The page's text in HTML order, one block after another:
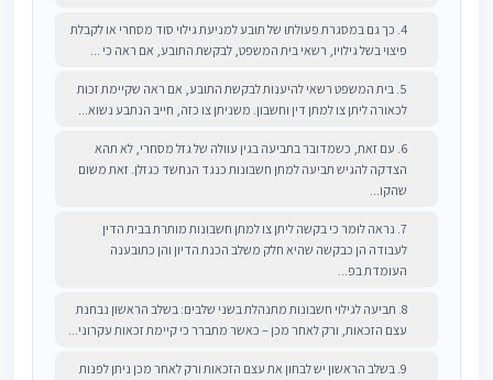
4. כך גם במסגרת פעולתו של תובע למניעת גילוי סוד מסחרי או לקבלת
פיצוי בשל גילויו, רשאי בית המשפט, לבקשת התובע, אם ראה כי ...
5. בית המשפט רשאי להיענות לבקשת התובע, אם ראה שקיימת זכות
לכאורה ליתן צו למתן דין וחשבון. משניתן צו כזה, חייב הנתבע נשוא...
6. עם זאת, כשמדובר בתביעה בגין עוולה של גזל מסחרי, לא תהא
הצדקה להגיש תביעה למתן חשבונות כנגד הנחשד כגזלן. זאת משום
שהקו...
7. נראה לומר כי בקשה ליתן צו למתן חשבונות מותרת בבית הדין
לעבודה הן כבקשה שהיא חלק משלב הכנת הדיון והן כתובענה
העומדת בפ...
8. תביעה לגילוי חשבונות מתנהלת בשני שלבים: בשלב הראשון נבחנת
עצם הזכאות, ורק לאחר מכן – כאשר מתברר כי קיימת זכאות עקרוני...
9. בשלב הראשון יש לבחון את עצם הזכאות ורק לאחר מכן ניתן לפנות